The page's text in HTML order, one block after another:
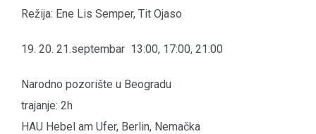
Režija: Ene Lis Semper, Tit Ojaso
19. 20. 21.septembar 13:00, 17:00, 21:00
Narodno pozorište u Beogradu
trajanje: 2h
HAU Hebel am Ufer, Berlin, Nemačka